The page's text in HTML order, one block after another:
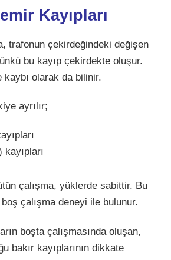
Kayıpları
trafonun çekirdeğindeki değişen
bu kayıp çekirdekte oluşur.
olarak da bilinir.
ayrılır;
çalışma, yüklerde sabittir. Bu
çalışma deneyi ile bulunur.
boşta çalışmasında oluşan,
bakır kayıplarının dikkate